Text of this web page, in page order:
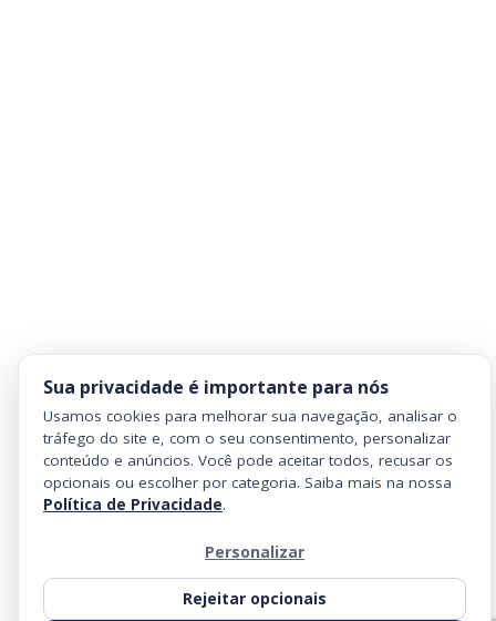
Sua privacidade é importante para nós
Usamos cookies para melhorar sua navegação, analisar o
tráfego do site e, com o seu consentimento, personalizar
conteúdo e anúncios. Você pode aceitar todos, recusar os
opcionais ou escolher por categoria. Saiba mais na nossa
Política de Privacidade.
Personalizar
Rejeitar opcionais